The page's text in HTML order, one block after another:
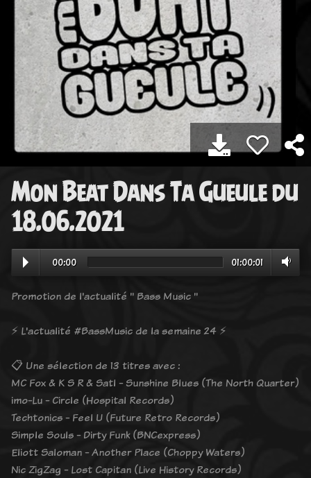
Mon Beat Dans Ta Gueule du
18.06.2021
00:00 01:00:01
Promotion de l'actualité " Bass Music "
⚡️ L'actualité #BassMusic de la semaine 24 ⚡️
📋 Une sélection de 13 titres avec :
MC Fox & K S R & Satl - Sunshine Blues (The North Quarter)
imo-Lu - Circle (Hospital Records)
Techtonics - Feel U (Future Retro Records)
Simple Souls - Dirty Funk (BNCexpress)
Eliott Saloman - Another Place (Choppy Waters)
Nic ZigZag - Lost Capitan (Live History Records)